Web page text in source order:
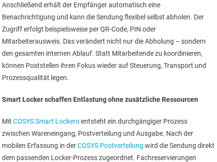
Anschließend erhält der Empfänger automatisch eine
Benachrichtigung und kann die Sendung flexibel selbst abholen. Der
Zugriff erfolgt beispielsweise per QR-Code, PIN oder
Mitarbeiterausweis. Das verändert nicht nur die Abholung – sondern
den gesamten internen Ablauf. Statt Mitarbeitende zu koordinieren,
können Poststellen ihren Fokus wieder auf Steuerung, Transport und
Prozessqualität legen.
Smart Locker schaffen Entlastung ohne zusätzliche Ressourcen
MitCOSYS Smart Lockern entsteht ein durchgängiger Prozess
zwischen Wareneingang, Postverteilung und Ausgabe. Nach der
mobilen Erfassung in derCOSYS Postverteilung wird die Sendung direkt
dem passenden Locker-Prozess zugeordnet. Fachreservierungen